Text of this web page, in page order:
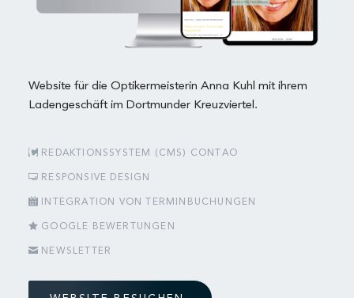
Website für die Optikermeisterin Anna Kuhl mit ihrem
Ladengeschäft im Dortmunder Kreuzviertel.
REDAKTIONSSYSTEM (CMS) CONTAO
RESPONSIVE DESIGN
INTEGRATION VON TERMINBUCHUNGEN
GOOGLE BEWERTUNGEN
NEWSLETTER